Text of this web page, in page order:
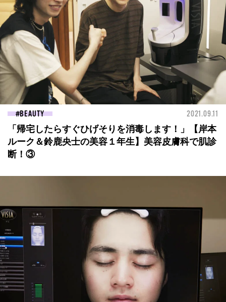
BEAUTY 2021.09.11
「帰宅したらすぐひげそりを消毒します！」【岸本
ルーク＆鈴鹿央士の美容１年生】美容皮膚科で肌診
断！③